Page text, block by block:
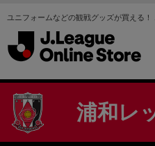
ユニフォームなどの観戦グッズが買える
浦和レ